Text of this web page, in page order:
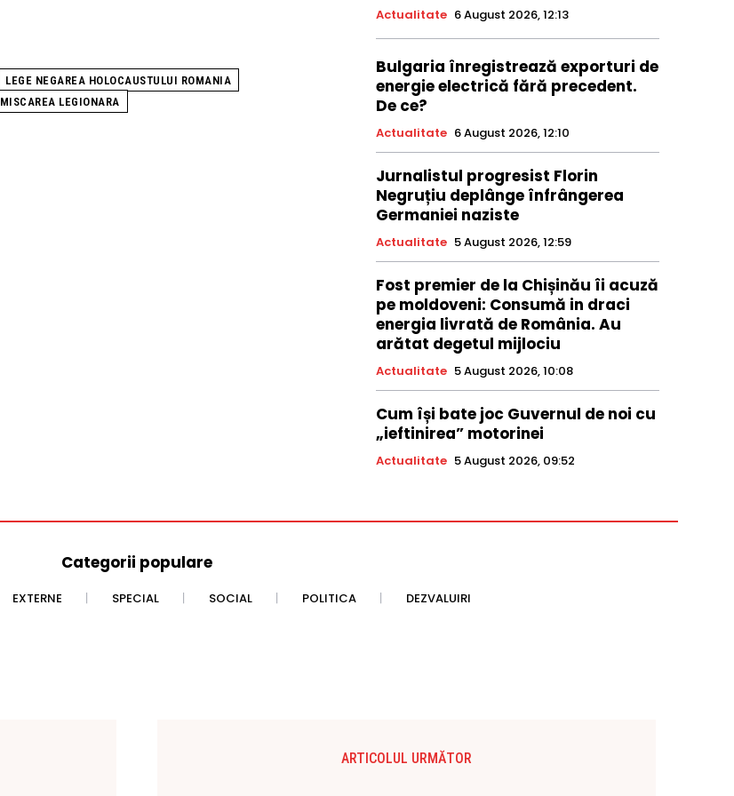
LEGE NEGAREA HOLOCAUSTULUI ROMANIA
MISCAREA LEGIONARA
Actualitate 6 August 2026, 12:13
Bulgaria înregistrează exporturi de
energie electrică fără precedent.
De ce?
Actualitate 6 August 2026, 12:10
Jurnalistul progresist Florin
Negruțiu deplânge înfrângerea
Germaniei naziste
Actualitate 5 August 2026, 12:59
Fost premier de la Chișinău îi acuză
pe moldoveni: Consumă in draci
energia livrată de România. Au
arătat degetul mijlociu
Actualitate 5 August 2026, 10:08
Cum își bate joc Guvernul de noi cu
„ieftinirea” motorinei
Actualitate 5 August 2026, 09:52
Categorii populare
EXTERNE SPECIAL SOCIAL POLITICA DEZVALUIRI
ARTICOLUL URMĂTOR